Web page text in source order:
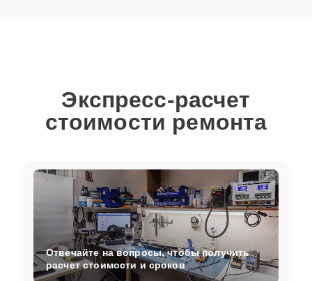
Экспресс-расчет
стоимости ремонта
Отвечайте на вопросы, чтобы получить
расчет стоимости и сроков